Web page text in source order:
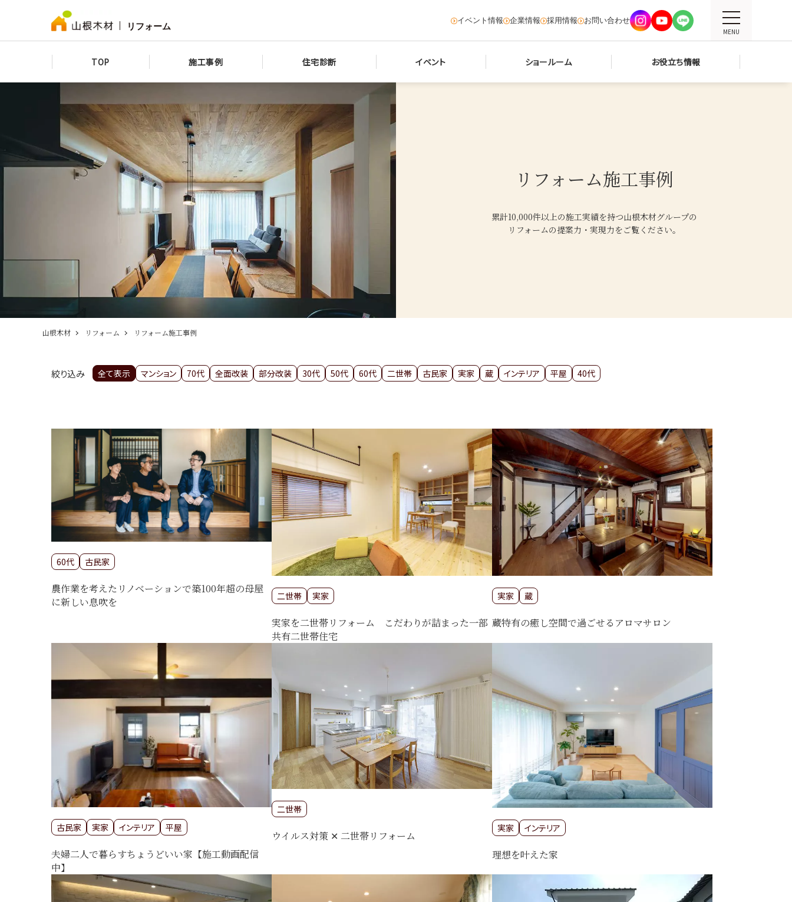
リフォーム
イベント情報 企業情報 採用情報 お問い合わせ
MENU
TOP 施工事例 住宅診断 イベント ショールーム お役立ち情報
リフォーム施工事例
累計10,000件以上の施工実績を持つ山根木材グループの
リフォームの提案力・実現力をご覧ください。
山根木材 リフォーム リフォーム施工事例
絞り込み 全て表示 マンション 70代 全面改装 部分改装 30代 50代 60代 二世帯 古民家 実家 蔵 インテリア 平屋 40代
60代 古民家
農作業を考えたリノベーションで築100年超の母屋
に新しい息吹を
二世帯 実家
実家を二世帯リフォーム こだわりが詰まった一部
共有二世帯住宅
実家 蔵
蔵特有の癒し空間で過ごせるアロマサロン
古民家 実家 インテリア 平屋
夫婦二人で暮らすちょうどいい家【施工動画配信
中】
二世帯
ウイルス対策 ✕ 二世帯リフォーム
実家 インテリア
理想を叶えた家